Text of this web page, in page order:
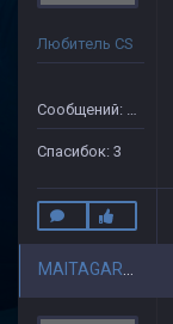
Любитель CS
Сообщений: 41
Спасибок: 3